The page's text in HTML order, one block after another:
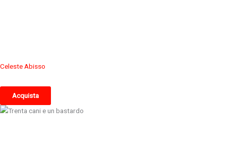
Celeste Abisso
Acquista